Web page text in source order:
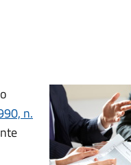
n.